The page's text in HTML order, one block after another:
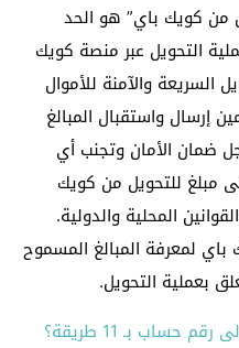
من كويك باي” هو الحد
التحويل عبر منصة كويك
والآمنة للأموال
إرسال واستقبال المبالغ
ضمان الأمان وتجنب أي
مبلغ للتحويل من كويك
المحلية والدولية.
لمعرفة المبالغ المسموح
بعملية التحويل.
حساب بـ 11 طريقة؟